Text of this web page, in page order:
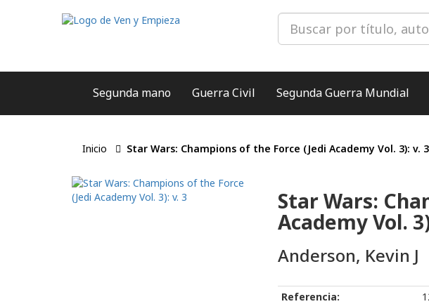
Segunda mano Guerra Civil Segunda Guerra Mundial
Inicio Star Wars: Champions of the Force (Jedi Academy Vol. 3): v. 3
Star Wars:
Academy Vol.
Anderson, Kevin J
Referencia: